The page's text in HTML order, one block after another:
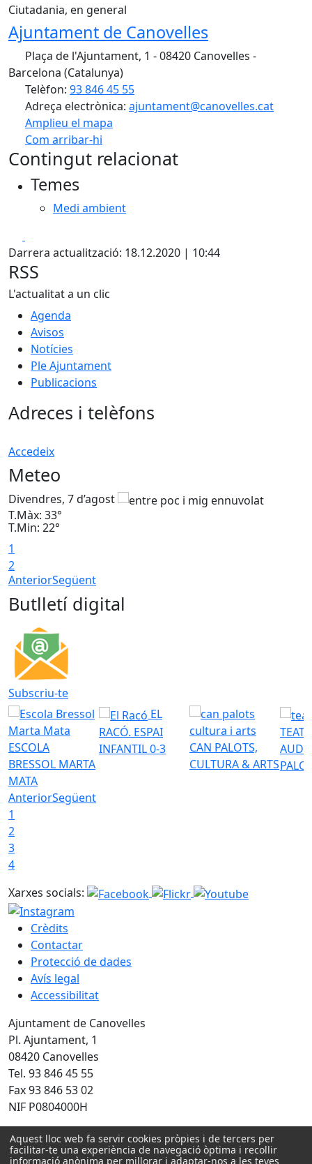
Ciutadania, en general
Ajuntament de Canovelles
Plaça de l'Ajuntament, 1 - 08420 Canovelles -
Barcelona (Catalunya)
Telèfon: 93 846 45 55
Adreça electrònica: ajuntament@canovelles.cat
Amplieu el mapa
Com arribar-hi
+
Contingut relacionat
Temes
Medi ambient
Darrera actualització: 18.12.2020 | 10:44
RSS
L'actualitat a un clic
Agenda
Avisos
Notícies
Ple Ajuntament
Publicacions
Adreces i telèfons
Accedeix
Meteo
Divendres, 7 d’agost
T.Màx: 33°
T.Min: 22°
1
2
AnteriorSegüent
Butlletí digital
Subscriu-te
ESCOLA
BRESSOL MARTA
MATA
EL
RACÓ. ESPAI
INFANTIL 0-3
CAN PALOTS,
CULTURA & ARTS
AnteriorSegüent
1
2
3
4
Xarxes socials:
Crèdits
Contactar
Protecció de dades
Avís legal
Accessibilitat
Ajuntament de Canovelles
Pl. Ajuntament, 1
08420 Canovelles
Tel. 93 846 45 55
Fax 93 846 53 02
NIF P0804000H
Amb la col·laboració de:
Aquest lloc web fa servir cookies pròpies i de tercers per
facilitar-te una experiència de navegació òptima i recollir
informació anònima per millorar i adaptar-nos a les teves